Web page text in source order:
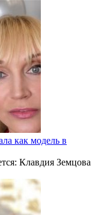
как модель в
Клавдия Земцова